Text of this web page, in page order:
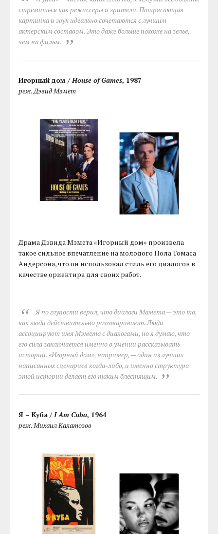
стремиться как режиссеры и зрители. Потрясающая
картинка и звук идеально сочетаются с лучшим
актерским составом. Это даже больше похоже на зелье,
чем на фильм.
Игорный дом /House of Games, 1987
реж. Дэвид Мэмет
Драма Дэвида Мэмета «Игорный дом» произвела
такое сильное впечатление на молодого Пола Томаса
Андерсона, что он использовал стиль его диалогов в
качестве ориентира для своих работ.
Я по глупости верил, что диалоги Мамета — это то,
как люди действительно разговаривают. Люди
ассоциируют имя Мэмета с диалогами, но я думаю, что
его сила заключается именно в умении рассказывать
истории. «Игорный дом», например, — один из лучших
написанных сценариев когда-либо, и именно структура
этой истории делает его таким блестящим.
Я – Куба /I Am Cuba, 1964
реж. Михаил Калатозов